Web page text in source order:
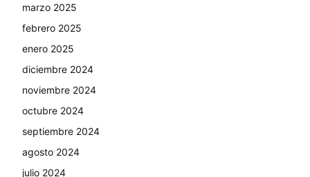
marzo 2025
febrero 2025
enero 2025
diciembre 2024
noviembre 2024
octubre 2024
septiembre 2024
agosto 2024
julio 2024